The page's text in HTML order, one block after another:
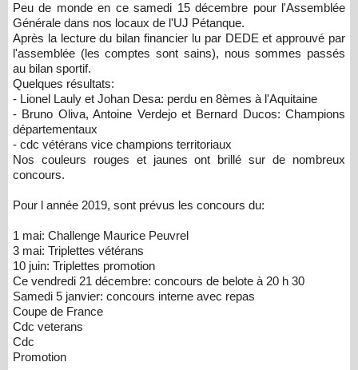
Peu de monde en ce samedi 15 décembre pour l'Assemblée
Générale dans nos locaux de l'UJ Pétanque.
Après la lecture du bilan financier lu par DEDE et approuvé par
l'assemblée (les comptes sont sains), nous sommes passés
au bilan sportif.
Quelques résultats:
- Lionel Lauly et Johan Desa: perdu en 8èmes à l'Aquitaine
- Bruno Oliva, Antoine Verdejo et Bernard Ducos: Champions
départementaux
- cdc vétérans vice champions territoriaux
Nos couleurs rouges et jaunes ont brillé sur de nombreux
concours.
Pour l année 2019, sont prévus les concours du:
1 mai: Challenge Maurice Peuvrel
3 mai: Triplettes vétérans
10 juin: Triplettes promotion
Ce vendredi 21 décembre: concours de belote à 20 h 30
Samedi 5 janvier: concours interne avec repas
Coupe de France
Cdc veterans
Cdc
Promotion